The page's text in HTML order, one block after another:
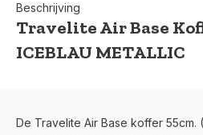
Beschrijving
Travelite Air Base
ICEBLAU METALLIC
De Travelite Air Base koffer 55cm.